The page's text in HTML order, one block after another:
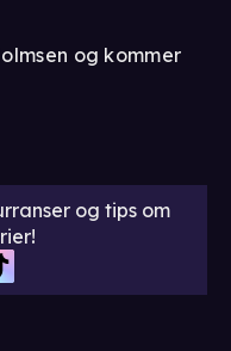
og kommer
og tips om